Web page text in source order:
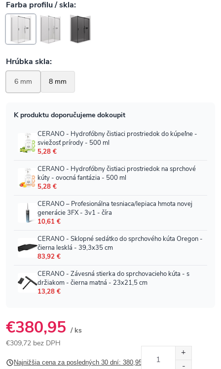
€380,95 / ks
€309,72 bez DPH
cena:Najnižšia cena za posledných 30 dní: 380,95 €